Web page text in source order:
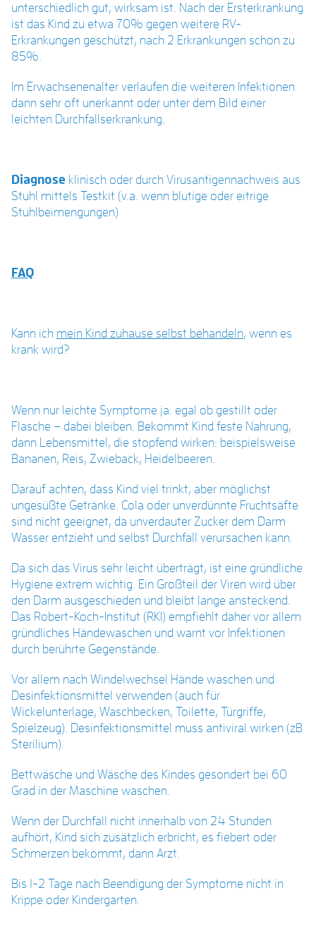
unterschiedlich gut, wirksam ist. Nach der Ersterkrankung
ist das Kind zu etwa 70% gegen weitere RV-
Erkrankungen geschützt, nach 2 Erkrankungen schon zu
85%.
Im Erwachsenenalter verlaufen die weiteren Infektionen
dann sehr oft unerkannt oder unter dem Bild einer
leichten Durchfallserkrankung.
Diagnose klinisch oder durch Virusantigennachweis aus
Stuhl mittels Testkit (v.a. wenn blutige oder eitrige
Stuhlbeimengungen)
FAQ
Kann ich mein Kind zuhause selbst behandeln, wenn es
krank wird?
Wenn nur leichte Symptome ja: egal ob gestillt oder
Flasche – dabei bleiben. Bekommt Kind feste Nahrung,
dann Lebensmittel, die stopfend wirken: beispielsweise
Bananen, Reis, Zwieback, Heidelbeeren.
Darauf achten, dass Kind viel trinkt, aber möglichst
ungesüßte Getränke. Cola oder unverdünnte Fruchtsäfte
sind nicht geeignet, da unverdauter Zucker dem Darm
Wasser entzieht und selbst Durchfall verursachen kann.
Da sich das Virus sehr leicht überträgt, ist eine gründliche
Hygiene extrem wichtig. Ein Großteil der Viren wird über
den Darm ausgeschieden und bleibt lange ansteckend.
Das Robert-Koch-Institut (RKI) empfiehlt daher vor allem
gründliches Händewaschen und warnt vor Infektionen
durch berührte Gegenstände.
Vor allem nach Windelwechsel Hände waschen und
Desinfektionsmittel verwenden (auch für
Wickelunterlage, Waschbecken, Toilette, Türgriffe,
Spielzeug). Desinfektionsmittel muss antiviral wirken (zB
Sterilium).
Bettwäsche und Wäsche des Kindes gesondert bei 60
Grad in der Maschine waschen.
Wenn der Durchfall nicht innerhalb von 24 Stunden
aufhört, Kind sich zusätzlich erbricht, es fiebert oder
Schmerzen bekommt, dann Arzt.
Bis 1-2 Tage nach Beendigung der Symptome nicht in
Krippe oder Kindergarten.